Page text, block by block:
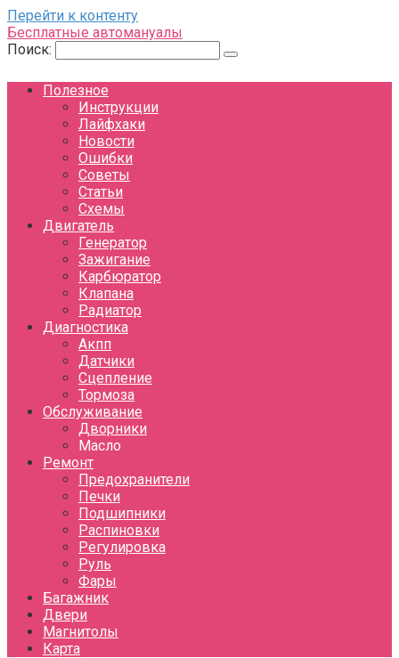
Перейти к контенту
Бесплатные автомануалы
Поиск:
Полезное
Инструкции
Лайфхаки
Новости
Ошибки
Советы
Статьи
Схемы
Двигатель
Генератор
Зажигание
Карбюратор
Клапана
Радиатор
Диагностика
Акпп
Датчики
Сцепление
Тормоза
Обслуживание
Дворники
Масло
Ремонт
Предохранители
Печки
Подшипники
Распиновки
Регулировка
Руль
Фары
Багажник
Двери
Магнитолы
Карта